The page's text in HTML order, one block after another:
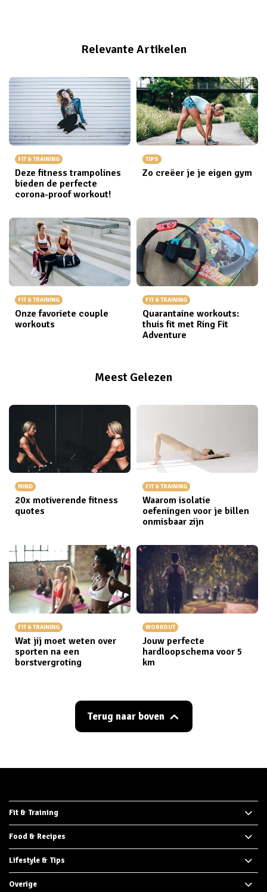
Relevante Artikelen
FIT & TRAINING
Deze fitness trampolines
bieden de perfecte
corona-proof workout!
TIPS
Zo creëer je je eigen gym
FIT & TRAINING
Onze favoriete couple
workouts
FIT & TRAINING
Quarantaine workouts:
thuis fit met Ring Fit
Adventure
Meest Gelezen
MIND
20x motiverende fitness
quotes
FIT & TRAINING
Waarom isolatie
oefeningen voor je billen
onmisbaar zijn
FIT & TRAINING
Wat jij moet weten over
sporten na een
borstvergroting
WORKOUT
Jouw perfecte
hardloopschema voor 5
km
Terug naar boven
Fit & Training
Food & Recipes
Lifestyle & Tips
Overige